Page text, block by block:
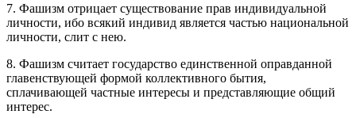
7. Фашизм отрицает существование прав индивидуальной
личности, ибо всякий индивид является частью национальной
личности, слит с нею.
8. Фашизм считает государство единственной оправданной
главенствующей формой коллективного бытия,
сплачивающей частные интересы и представляющие общий
интерес.